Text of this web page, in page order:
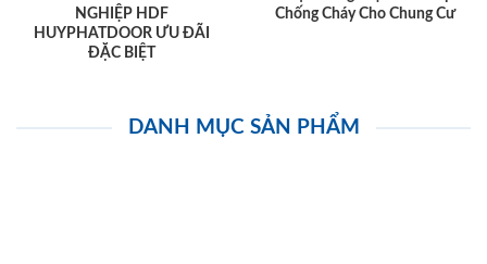
NGHIỆP HDF
HUYPHATDOOR ƯU ĐÃI
ĐẶC BIỆT
Chống Cháy Cho Chung Cư
DANH MỤC SẢN PHẨM